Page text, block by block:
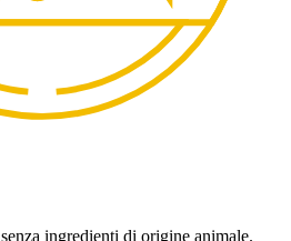
ingredienti di origine animale.